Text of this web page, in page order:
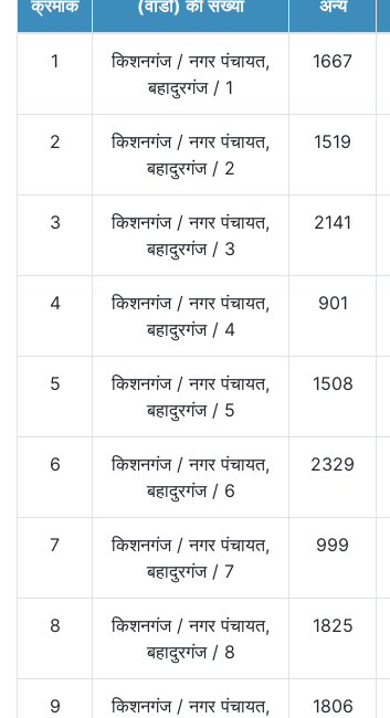
क्रमांक
(वार्डो) की संख्या
अन्य
1 किशनगंज/नगर पंचायत,
बहादुरगंज/ 1
1667
2 किशनगंज/नगर पंचायत,
बहादुरगंज/ 2
1519
3 किशनगंज/नगर पंचायत,
बहादुरगंज/ 3
2141
4 किशनगंज/नगर पंचायत,
बहादुरगंज/ 4
901
5 किशनगंज/नगर पंचायत,
बहादुरगंज/ 5
1508
6 किशनगंज/नगर पंचायत,
बहादुरगंज/ 6
2329
7 किशनगंज/नगर पंचायत,
बहादुरगंज/ 7
999
8 किशनगंज/नगर पंचायत,
बहादुरगंज/ 8
1825
9 किशनगंज/नगर पंचायत,
1806